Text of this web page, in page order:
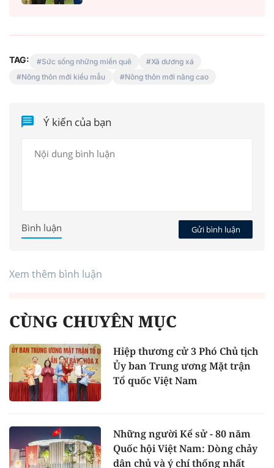
TAG: Sức sống những miền quê
Xã dương xá
Nông thôn mới kiểu mẫu
Nông thôn mới nâng cao
Ý kiến của bạn
Gửi bình luận
Bình luận
Xem thêm bình luận
CÙNG CHUYÊN MỤC
Hiệp thương cử 3 Phó Chủ tịch
Ủy ban Trung ương Mặt trận
Tổ quốc Việt Nam
Những người Kể sử - 80 năm
Quốc hội Việt Nam: Dòng chảy
dân chủ và ý chí thống nhất